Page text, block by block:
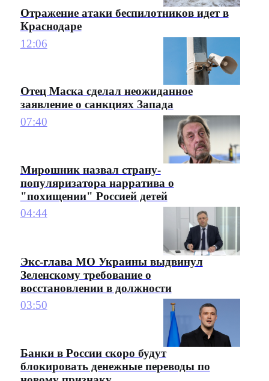
Отражение атаки беспилотников идет в
Краснодаре
12:06
Отец Маска сделал неожиданное
заявление о санкциях Запада
07:40
Мирошник назвал страну-
популяризатора нарратива о
"похищении" Россией детей
04:44
Экс-глава МО Украины выдвинул
Зеленскому требование о
восстановлении в должности
03:50
Банки в России скоро будут
блокировать денежные переводы по